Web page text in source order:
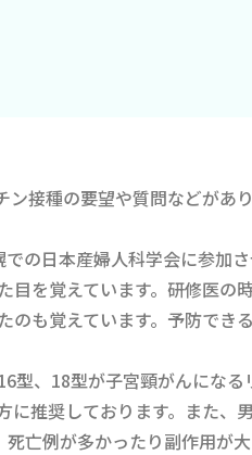
接種の要望や質問などがあ
の日本産婦人科学会に参加
を覚えています。研修医
も覚えています。予防で
、18型が子宮頸がんにな
推奨しております。また
亡例が多かったり副作用